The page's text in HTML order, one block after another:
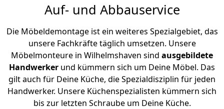
Auf- und Abbauservice
Die Möbeldemontage ist ein weiteres Spezialgebiet, das
unsere Fachkräfte täglich umsetzen. Unsere
Möbelmonteure in Wilhelmshaven sind ausgebildete
Handwerker und kümmern sich um Deine Möbel. Das
gilt auch für Deine Küche, die Spezialdisziplin für jeden
Handwerker. Unsere Küchenspezialisten kümmern sich
bis zur letzten Schraube um Deine Küche.